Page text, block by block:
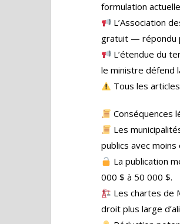
formulation
L’Association
gratuit — répondu
L’étendue du
le ministre défend
Tous les
Conséquences
Les
publics avec
La publication
000 $ à 50 000 $.
Les chartes de
droit plus large